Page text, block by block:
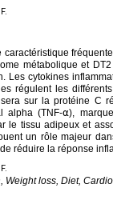
métabolique et
Les cytokines
régulent les
sur la protéine C
alpha (TNF-⍺),
le tissu adipeux et
un rôle majeur
réduire la réponse
loss, Diet,